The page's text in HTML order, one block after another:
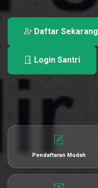
Daftar Sekarang
Login Santri
Pendaftaran Mudah